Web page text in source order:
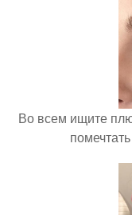
Во всем ищите